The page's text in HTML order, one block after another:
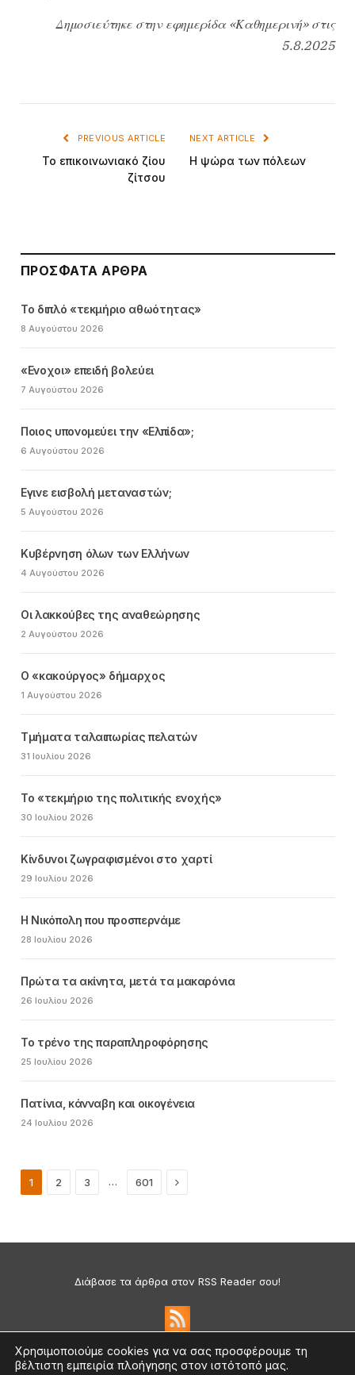
Δημοσιεύτηκε στην εφημερίδα «Καθημερινή» στις
5.8.2025
PREVIOUS ARTICLE
Το επικοινωνιακό ζίου
ζίτσου
NEXT ARTICLE
Η ψώρα των πόλεων
ΠΡΌΣΦΑΤΑ ΆΡΘΡΑ
Το διπλό «τεκμήριο αθωότητας»
8 Αυγούστου 2026
«Ενοχοι» επειδή βολεύει
7 Αυγούστου 2026
Ποιος υπονομεύει την «Ελπίδα»;
6 Αυγούστου 2026
Εγινε εισβολή μεταναστών;
5 Αυγούστου 2026
Κυβέρνηση όλων των Ελλήνων
4 Αυγούστου 2026
Οι λακκούβες της αναθεώρησης
2 Αυγούστου 2026
Ο «κακούργος» δήμαρχος
1 Αυγούστου 2026
Τμήματα ταλαιπωρίας πελατών
31 Ιουλίου 2026
Το «τεκμήριο της πολιτικής ενοχής»
30 Ιουλίου 2026
Κίνδυνοι ζωγραφισμένοι στο χαρτί
29 Ιουλίου 2026
Η Νικόπολη που προσπερνάμε
28 Ιουλίου 2026
Πρώτα τα ακίνητα, μετά τα μακαρόνια
26 Ιουλίου 2026
Το τρένο της παραπληροφόρησης
25 Ιουλίου 2026
Πατίνια, κάνναβη και οικογένεια
24 Ιουλίου 2026
1 2 3 … 601 Next
Διάβασε τα άρθρα στον RSS Reader σου!
Χρησιμοποιούμε cookies για να σας προσφέρουμε τη
βέλτιστη εμπειρία πλοήγησης στον ιστότοπό μας.